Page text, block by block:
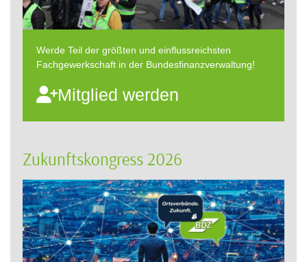
Werde Teil der größten und einflussreichsten
Fachgewerkschaft in der Bundesfinanzverwaltung!
Mitglied werden
Zukunftskongress 2026